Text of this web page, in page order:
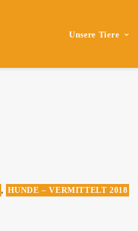
Unsere Tiere
, HUNDE – VERMITTELT 2018